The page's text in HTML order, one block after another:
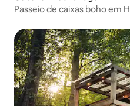
Passeio de caixas boho em